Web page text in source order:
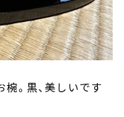
。黒、美しいです